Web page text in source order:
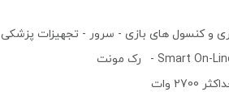
و کنسول های بازی - سرور - تجهیزات پزشکی
رک مونت